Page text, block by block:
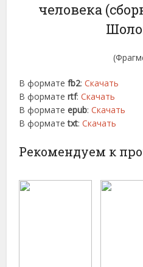
человека
В форматеfb2:Скачать
В форматеrtf:Скачать
В форматеepub:Скачать
В форматеtxt:Скачать
Рекомендуем к